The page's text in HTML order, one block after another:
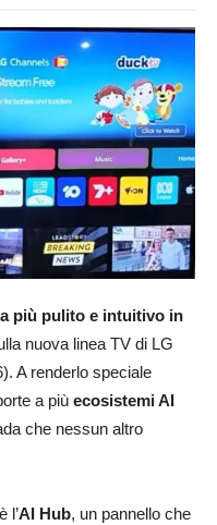
più pulito e intuitivo in
nuova linea TV di LG
A renderlo speciale
a più ecosistemi AI
che nessun altro
l’AI Hub, un pannello che